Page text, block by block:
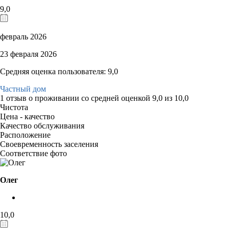
9,0
февраль 2026
23 февраля 2026
Средняя оценка пользователя: 9,0
Частный дом
1 отзыв о проживании со средней оценкой 9,0 из 10,0
Чистота
Цена - качество
Качество обслуживания
Расположение
Своевременность заселения
Соответствие фото
Олег
10,0